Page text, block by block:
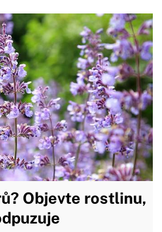
Objevte rostlinu,